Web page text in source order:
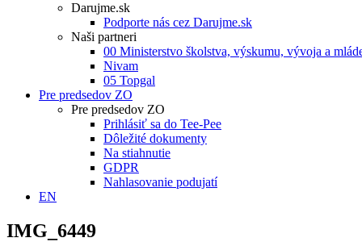
Darujme.sk
Podporte nás cez Darujme.sk
Naši partneri
00 Ministerstvo školstva, výskumu, vývoja a
Nivam
05 Topgal
Pre predsedov ZO
Pre predsedov ZO
Prihlásiť sa do Tee-Pee
Dôležité dokumenty
Na stiahnutie
GDPR
Nahlasovanie podujatí
EN
IMG_6449